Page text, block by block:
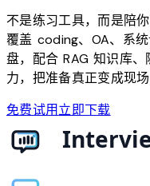
不是练习工具，而是陪
覆盖 coding、OA、系
盘，配合 RAG 知识库
力，把准备真正变成现场
免费试用立即下载